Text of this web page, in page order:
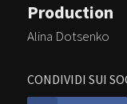
CONDIVIDI SUI
Production
Alina Dotsenko